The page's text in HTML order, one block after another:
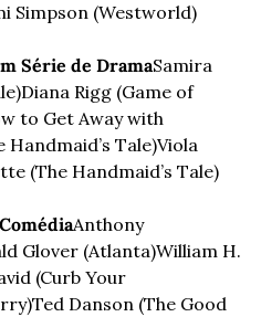
Simpson (Westworld)
Série de DramaSamira
Diana Rigg (Game of
to Get Away with
Handmaid’s Tale)Viola
(The Handmaid’s Tale)
Anthony
Glover (Atlanta)William H.
(Curb Your
Ted Danson (The Good